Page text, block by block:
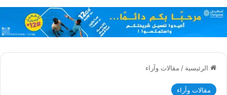
الرئيسية / مقالات وآراء
مقالات وآراء